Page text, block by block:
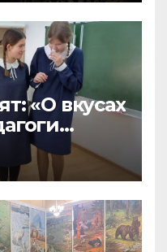
«О вкусах